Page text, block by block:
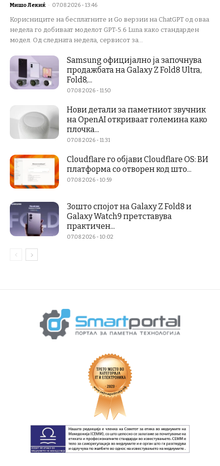
Мишо Лекиќ - 07.08.2026 - 13:46
Корисниците на бесплатните и Go верзии на ChatGPT од оваа
недела го добиваат моделот GPT-5.6 Luna како стандарден
модел. Од следната недела, сервисот за...
Samsung официјално ја започнува
продажбата на Galaxy Z Fold8 Ultra,
Fold8,...
07.08.2026 - 11:50
Нови детали за паметниот звучник
на OpenAI откриваат големина како
плочка...
07.08.2026 - 11:31
Cloudflare го објави Cloudflare OS: ВИ
платформа со отворен код што...
07.08.2026 - 10:59
Зошто спојот на Galaxy Z Fold8 и
Galaxy Watch9 претставува
практичен...
07.08.2026 - 10:02